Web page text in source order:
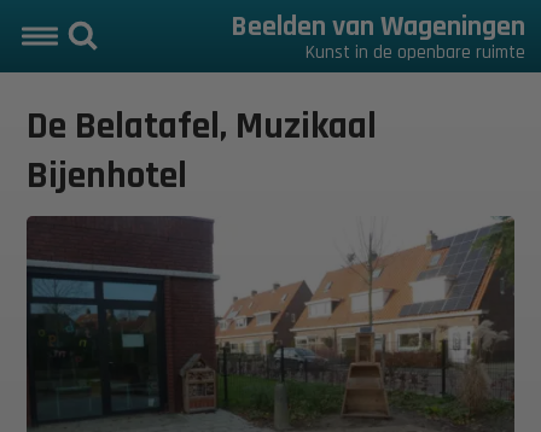
Beelden van Wageningen
Kunst in de openbare ruimte
De Belatafel, Muzikaal
Bijenhotel